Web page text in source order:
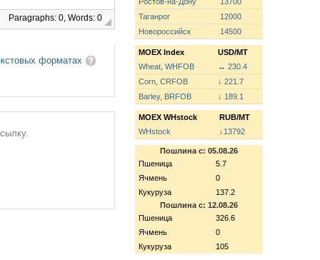
Paragraphs: 0, Words: 0
форматах
Таганрог
12000
Новороссийск
14500
MOEX Index
USD/MT
Wheat, WHFOB
↔ 230.4
Corn, CRFOB
↓ 221.7
Barley, BRFOB
↓ 189.1
MOEX WHstock
RUB/MT
WHstock
↓13792
Пошлина с: 05.08.26
Пшеница
5.7
Ячмень
0
Кукуруза
137.2
Пошлина с: 12.08.26
Пшеница
326.6
Ячмень
0
Кукуруза
105